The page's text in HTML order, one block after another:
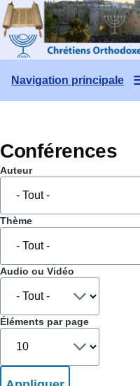
Aller au contenu principal
Navigation principale
Conférences
Auteur
Thème
Audio ou Vidéo
Éléments par page